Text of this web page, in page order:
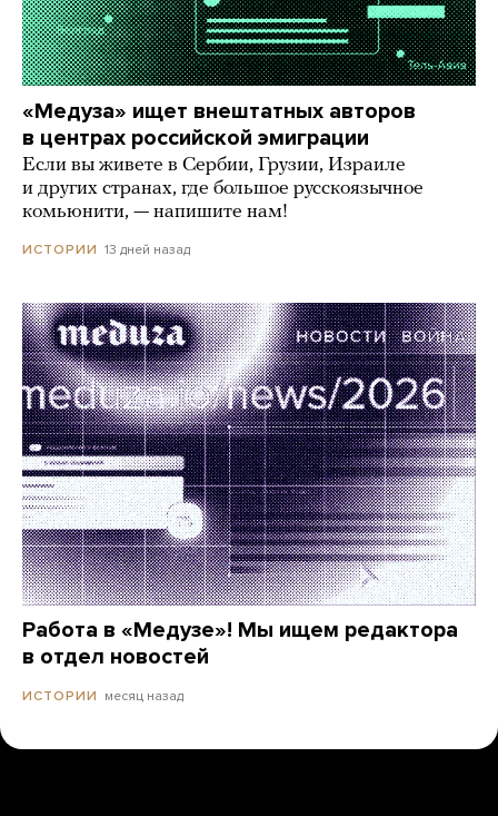
«Медуза» ищет внештатных авторов
в центрах российской эмиграции
Если вы живете в Сербии, Грузии, Израиле
и других странах, где большое русскоязычное
комьюнити, — напишите нам!
ИСТОРИИ 13 дней назад
Работа в «Медузе»! Мы ищем редактора
в отдел новостей
ИСТОРИИ месяц назад